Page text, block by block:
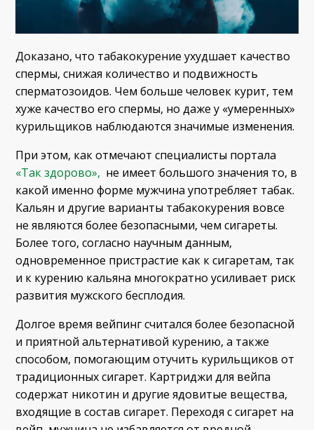
Доказано, что табакокурение ухудшает качество
спермы, снижая количество и подвижность
сперматозоидов. Чем больше человек курит, тем
хуже качество его спермы, но даже у «умеренных»
курильщиков наблюдаются значимые изменения.
При этом, как отмечают специалисты портала
«Так здорово», не имеет большого значения то, в
какой именно форме мужчина употребляет табак.
Кальян и другие варианты табакокурения вовсе
не являются более безопасными, чем сигареты.
Более того, согласно научным данным,
одновременное пристрастие как к сигаретам, так
и к курению кальяна многократно усиливает риск
развития мужского бесплодия.
Долгое время вейпинг считался более безопасной
и приятной альтернативой курению, а также
способом, помогающим отучить курильщиков от
традиционных сигарет. Картриджи для вейпа
содержат никотин и другие ядовитые вещества,
входящие в состав сигарет. Переходя с сигарет на